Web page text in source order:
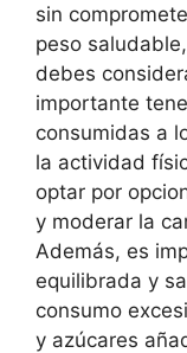
sin
peso
debes
importante
consumidas a
la actividad
optar por
y moderar la
Además, es
equilibrada y
consumo
y azúcares